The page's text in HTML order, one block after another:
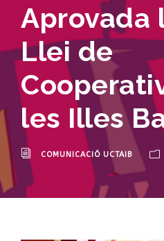
Aprovada
Llei de
les Illes
COMUNICACIÓ UCTAIB